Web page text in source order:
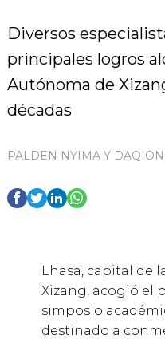
Diversos
principales logros
Autónoma de
décadas
PALDEN NYIMA Y
Lhasa, capital de
Xizang, acogió el
simposio
destinado a